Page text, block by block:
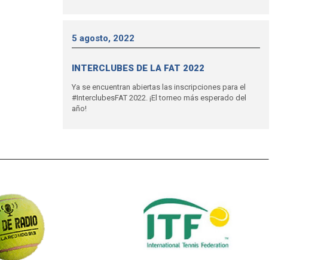
5 agosto, 2022
INTERCLUBES DE LA FAT 2022
Ya se encuentran abiertas las inscripciones para el
#InterclubesFAT 2022. ¡El torneo más esperado del
año!